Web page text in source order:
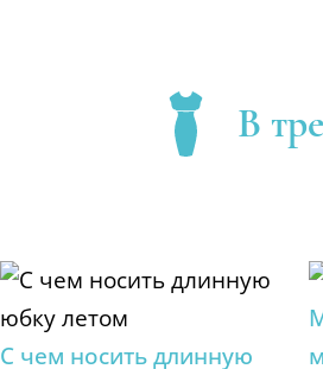
В
С чем носить длинную